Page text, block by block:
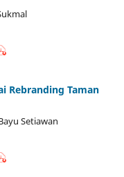
Rebranding Taman
Setiawan